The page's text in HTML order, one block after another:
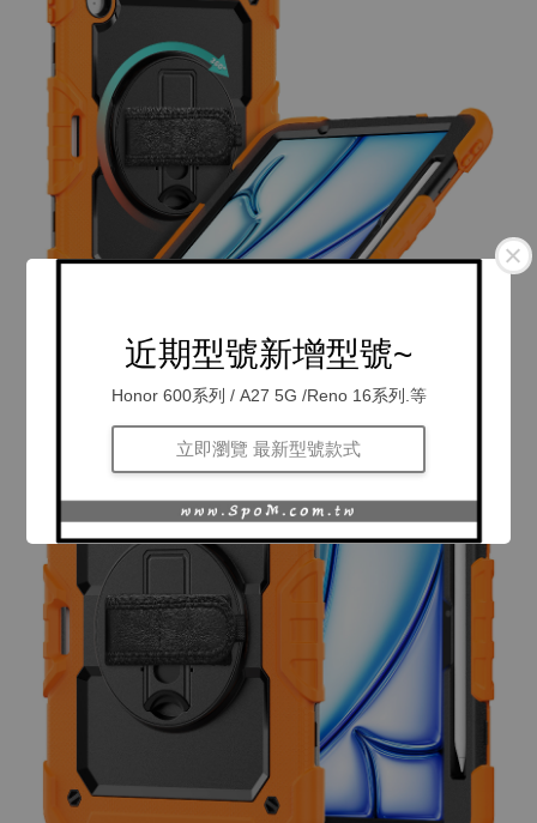
近期型號新增型號~
Honor 600系列 / A27 5G /Reno 16系列.等
立即瀏覽 最新型號款式